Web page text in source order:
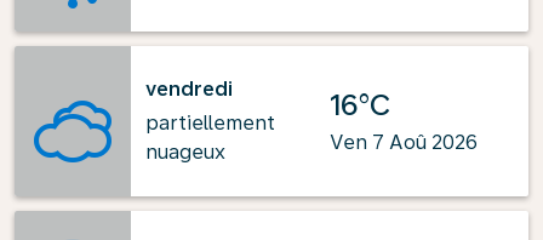
vendredi
partiellement
nuageux
16°C
Ven 7 Aoû 2026